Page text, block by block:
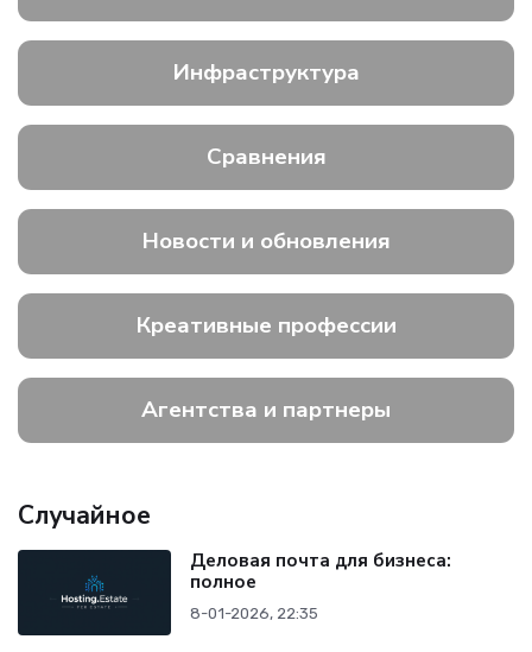
Инфраструктура
Сравнения
Новости и обновления
Креативные профессии
Агентства и партнеры
Случайное
Деловая почта для бизнеса:
полное
8-01-2026, 22:35